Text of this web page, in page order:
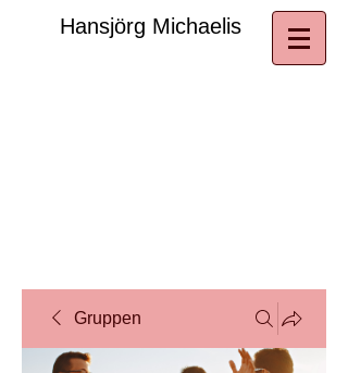
​Hansjörg Michaelis
Gruppen